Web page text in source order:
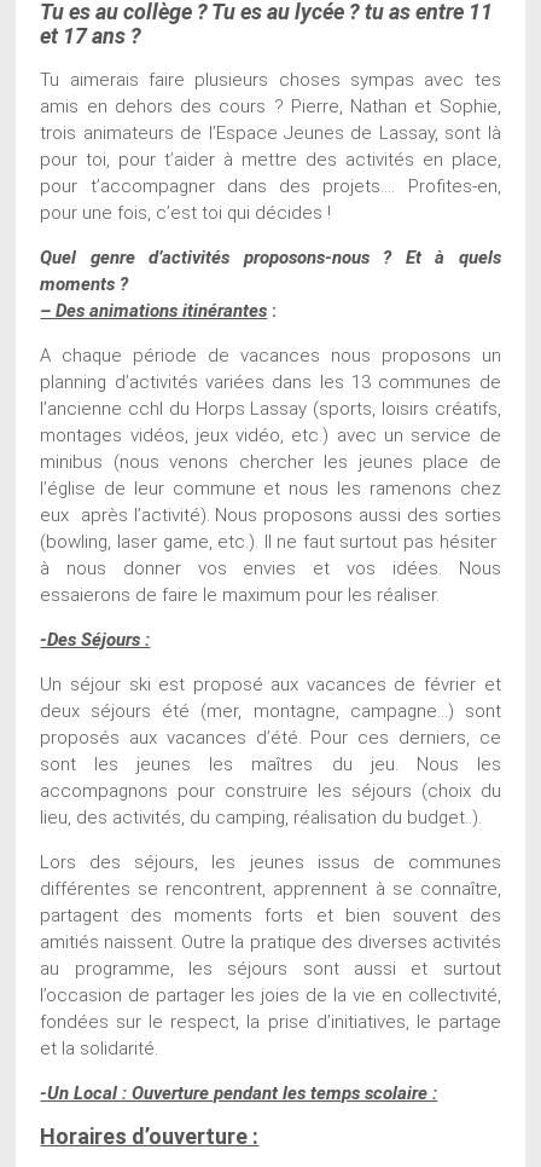
Tu es au collège ? Tu es au lycée ? tu as entre 11
et 17 ans ?
Tu aimerais faire plusieurs choses sympas avec tes
amis en dehors des cours ? Pierre, Nathan et Sophie,
trois animateurs de l’Espace Jeunes de Lassay, sont là
pour toi, pour t’aider à mettre des activités en place,
pour t’accompagner dans des projets…. Profites-en,
pour une fois, c’est toi qui décides !
Quel genre d’activités proposons-nous ? Et à quels
moments ?
– Des animations itinérantes :
A chaque période de vacances nous proposons un
planning d’activités variées dans les 13 communes de
l’ancienne cchl du Horps Lassay (sports, loisirs créatifs,
montages vidéos, jeux vidéo, etc.) avec un service de
minibus (nous venons chercher les jeunes place de
l’église de leur commune et nous les ramenons chez
eux après l’activité). Nous proposons aussi des sorties
(bowling, laser game, etc.). Il ne faut surtout pas hésiter
à nous donner vos envies et vos idées. Nous
essaierons de faire le maximum pour les réaliser.
-Des Séjours :
Un séjour ski est proposé aux vacances de février et
deux séjours été (mer, montagne, campagne…) sont
proposés aux vacances d’été. Pour ces derniers, ce
sont les jeunes les maîtres du jeu. Nous les
accompagnons pour construire les séjours (choix du
lieu, des activités, du camping, réalisation du budget..).
Lors des séjours, les jeunes issus de communes
différentes se rencontrent, apprennent à se connaître,
partagent des moments forts et bien souvent des
amitiés naissent. Outre la pratique des diverses activités
au programme, les séjours sont aussi et surtout
l’occasion de partager les joies de la vie en collectivité,
fondées sur le respect, la prise d’initiatives, le partage
et la solidarité.
-Un Local : Ouverture pendant les temps scolaire :
Horaires d’ouverture :